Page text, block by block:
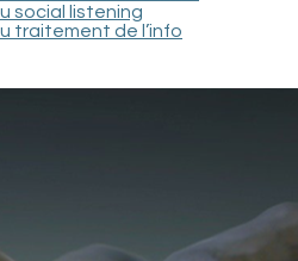
social listening
traitement de l’info